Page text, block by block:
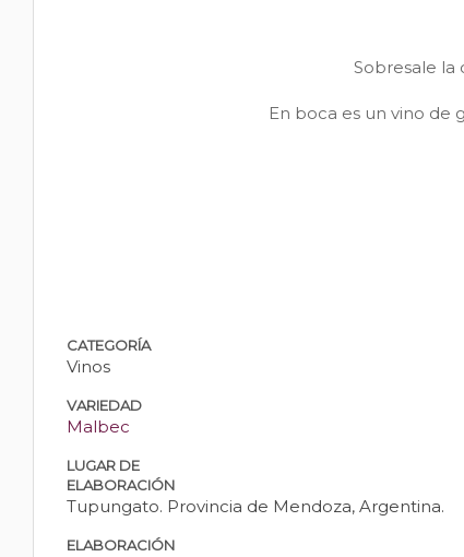
Sobresale la
En boca es un vino de
CATEGORÍA
Vinos
VARIEDAD
Malbec
LUGAR DE
ELABORACIÓN
Tupungato. Provincia de Mendoza, Argentina.
ELABORACIÓN